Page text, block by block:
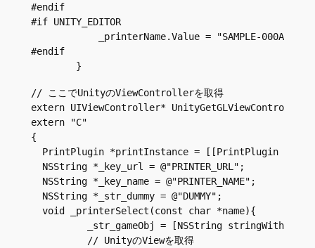
#endif
#if UNITY_EDITOR
_printerName.Value = "SAMPLE-
#endif
// ここでUnityのViewControllerを取得
extern UIViewController*
extern "C"
{
PrintPlugin *printInstance = [[PrintPlugin
  NSString *_key_url = @"PRINTER_URL";
  NSString *_key_name = @"PRINTER_NAME";
  NSString *_str_dummy = @"DUMMY";
  void _printerSelect(const char *name){
_str_gameObj = [NSString
          // UnityのViewを取得